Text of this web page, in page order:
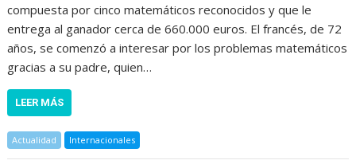
compuesta por cinco matemáticos reconocidos y que le
entrega al ganador cerca de 660.000 euros. El francés, de 72
años, se comenzó a interesar por los problemas matemáticos
gracias a su padre, quien…
LEER MÁS
Actualidad Internacionales